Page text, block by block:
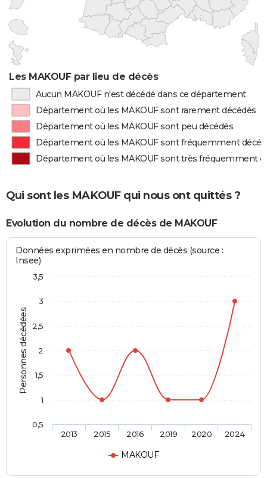
Les MAKOUF par lieu de décès
Aucun MAKOUF n'est décédé dans ce département
Département où les MAKOUF sont rarement décédés
Département où les MAKOUF sont peu décédés
Département où les MAKOUF sont fréquemment
Département où les MAKOUF sont très fréquemment
Qui sont les MAKOUF qui nous ont quittés ?
Evolution du nombre de décès de MAKOUF
Personnes décédées
Données exprimées en nombre de décès (source :
Insee)
MAKOUF
2013 2015 2016 2019 2020 2024
0,5
1
1,5
2
2,5
3
3,5